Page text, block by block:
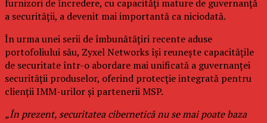
furnizori de încredere, cu capacități mature de guvernanță
a securității, a devenit mai importantă ca niciodată.
În urma unei serii de îmbunătățiri recente aduse
portofoliului său, Zyxel Networks își reunește capacitățile
de securitate într-o abordare mai unificată a guvernanței
securității produselor, oferind protecție integrată pentru
clienții IMM-urilor și partenerii MSP.
„În prezent, securitatea cibernetică nu se mai poate baza